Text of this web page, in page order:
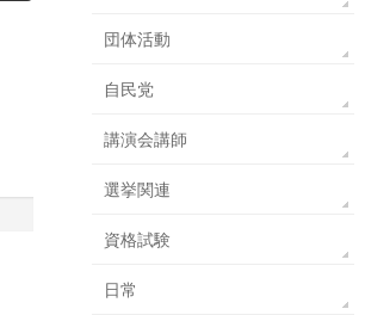
団体活動
自民党
講演会講師
選挙関連
資格試験
日常